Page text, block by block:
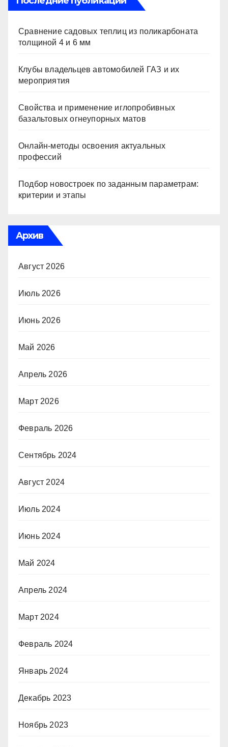
Сравнение садовых теплиц из поликарбоната
толщиной 4 и 6 мм
Клубы владельцев автомобилей ГАЗ и их
мероприятия
Свойства и применение иглопробивных
базальтовых огнеупорных матов
Онлайн-методы освоения актуальных
профессий
Подбор новостроек по заданным параметрам:
критерии и этапы
Архив
Август 2026
Июль 2026
Июнь 2026
Май 2026
Апрель 2026
Март 2026
Февраль 2026
Сентябрь 2024
Август 2024
Июль 2024
Июнь 2024
Май 2024
Апрель 2024
Март 2024
Февраль 2024
Январь 2024
Декабрь 2023
Ноябрь 2023